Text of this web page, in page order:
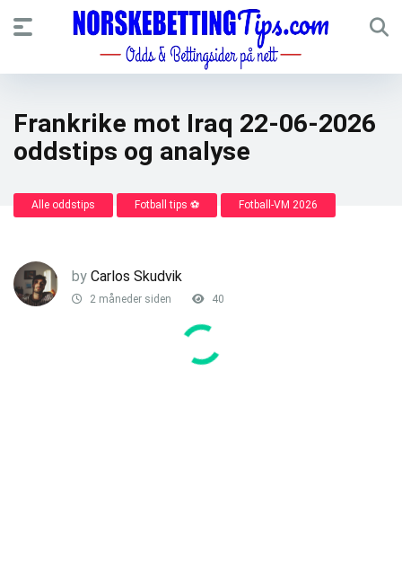
Frankrike mot Iraq 22-06-2026
oddstips og analyse
Alle oddstips Fotball tips ⚽ Fotball-VM 2026
by Carlos Skudvik
2 måneder siden 40